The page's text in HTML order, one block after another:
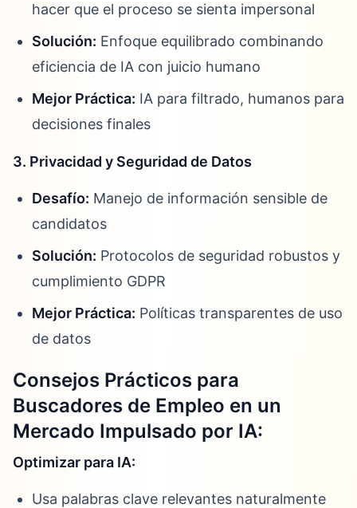
hacer que el proceso se sienta impersonal
Solución: Enfoque equilibrado combinando
eficiencia de IA con juicio humano
Mejor Práctica: IA para filtrado, humanos para
decisiones finales
3. Privacidad y Seguridad de Datos
Desafío: Manejo de información sensible de
candidatos
Solución: Protocolos de seguridad robustos y
cumplimiento GDPR
Mejor Práctica: Políticas transparentes de uso
de datos
Consejos Prácticos para
Buscadores de Empleo en un
Mercado Impulsado por IA:
Optimizar para IA:
Usa palabras clave relevantes naturalmente